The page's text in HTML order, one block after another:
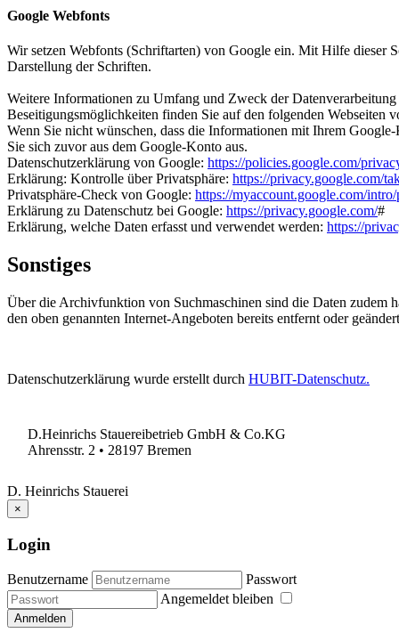
Google Webfonts
Wir setzen Webfonts (Schriftarten) von Google ein. Mit Hilfe dieser
Darstellung der Schriften.
Weitere Informationen zu Umfang und Zweck der
Beseitigungsmöglichkeiten finden Sie auf den folgenden Webseiten
Wenn Sie nicht wünschen, dass die Informationen mit Ihrem
Sie sich zuvor aus dem Google-Konto aus.
Datenschutzerklärung von Google: https://policies.google.com/
Erklärung: Kontrolle über Privatsphäre: https://privacy.google.com/
Privatsphäre-Check von Google: https://myaccount.google.com/
Erklärung zu Datenschutz bei Google: https://privacy.google.com/#
Erklärung, welche Daten erfasst und verwendet werden: https://
Sonstiges
Über die Archivfunktion von Suchmaschinen sind die Daten zudem
den oben genannten Internet-Angeboten bereits entfernt oder
Datenschutzerklärung wurde erstellt durch HUBIT-Datenschutz.
D.Heinrichs Stauereibetrieb GmbH & Co.KG
Ahrensstr. 2 • 28197 Bremen
D. Heinrichs Stauerei
×
Login
Benutzername
Passwort
Angemeldet bleiben
Anmelden